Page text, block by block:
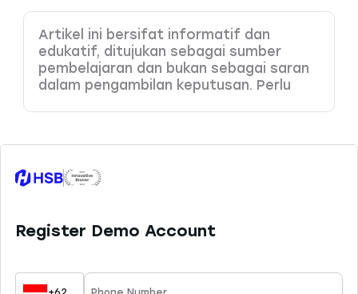
Artikel ini bersifat informatif dan
edukatif, ditujukan sebagai sumber
pembelajaran dan bukan sebagai saran
dalam pengambilan keputusan. Perlu
pemahaman dan kemampuan analisa
yang tepat. HSB Investasi tidak
keputusan yang dibuat berdasarkan
konten ini. Sesuai ketentuan yang
instrumen trading yang dapat Anda
pelajari di website resmi kami.